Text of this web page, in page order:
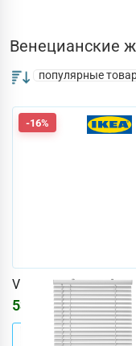
Венецианские
популярные
-16%
VECKLARFLY
5380 ₽6421₽